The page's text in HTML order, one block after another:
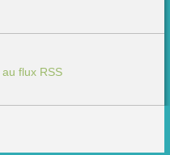
flux RSS